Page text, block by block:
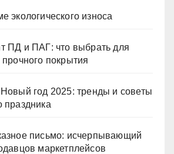
экологического износа
ПД и ПАГ: что выбрать для
прочного покрытия
год 2025: тренды и советы
праздника
письмо: исчерпывающий
маркетплейсов